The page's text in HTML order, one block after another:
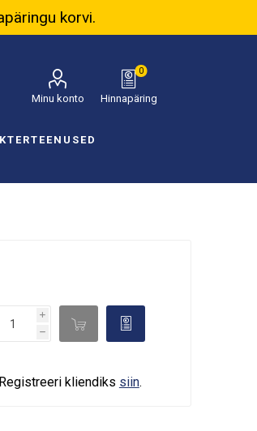
korvi.
Minu konto Hinnapäring
0
TEENUSED
i
h
d 
Registreeri kliendiks siin.